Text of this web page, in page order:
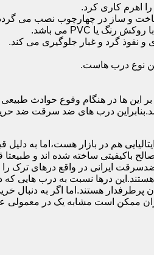
اهرم کاری کرد.
و ساز در چهارچوب نصب می
و نفوذ گرد و غبار جلوگیری می کند.
نوع درب هاست.
ها در هنگام وقوع حوادث طبیعی
درب های ضد سرقت ضد
هم در بازار هست،اما به دلیل
باکیفیتی ساخته شده اند و طبیعتا
ایرانی در واقع درهای ترک را
هستند.این درها نسبت به درب هایی که
هستند.اما اگر به دنبال
ممکن است مشابه یک در معمولی